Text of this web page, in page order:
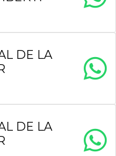
DE LA
DE LA